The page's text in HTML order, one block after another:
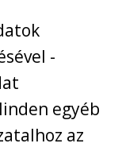
-
egyéb
az